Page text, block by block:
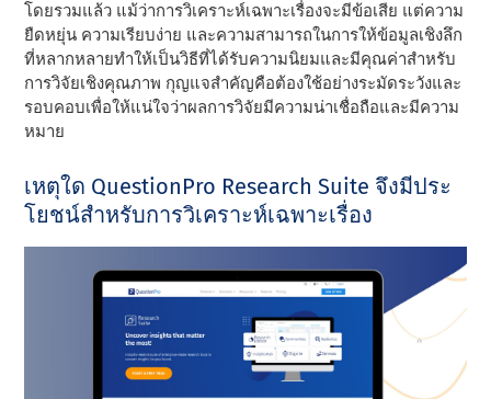
โดยรวมแล้ว แม้ว่าการวิเคราะห์เฉพาะเรื่องจะมีข้อเสีย แต่ความ
ยืดหยุ่น ความเรียบง่าย และความสามารถในการให้ข้อมูลเชิงลึก
ที่หลากหลายทําให้เป็นวิธีที่ได้รับความนิยมและมีคุณค่าสําหรับ
การวิจัยเชิงคุณภาพ กุญแจสําคัญคือต้องใช้อย่างระมัดระวังและ
รอบคอบเพื่อให้แน่ใจว่าผลการวิจัยมีความน่าเชื่อถือและมีความ
หมาย
เหตุใด QuestionPro Research Suite จึงมีประ
โยชน์สําหรับการวิเคราะห์เฉพาะเรื่อง